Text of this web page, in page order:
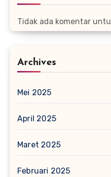
Tidak ada komentar
Archives
Mei 2025
April 2025
Maret 2025
Februari 2025